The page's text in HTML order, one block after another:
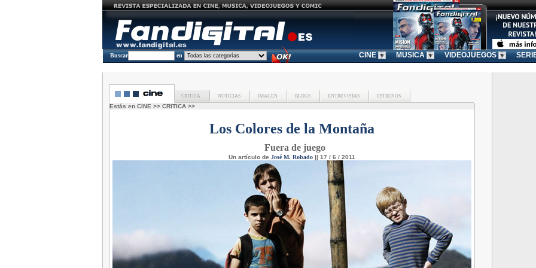
Buscar en CINE MUSICA VIDEOJUEGOS
CRITICA NOTICIAS IMAGEN BLOGS ENTREVISTAS ESTRENOS
Estás en CINE >> CRITICA >>
Los Colores de la Montaña
Fuera de juego
Un artículo de José M. Robado|| 17 / 6 / 2011